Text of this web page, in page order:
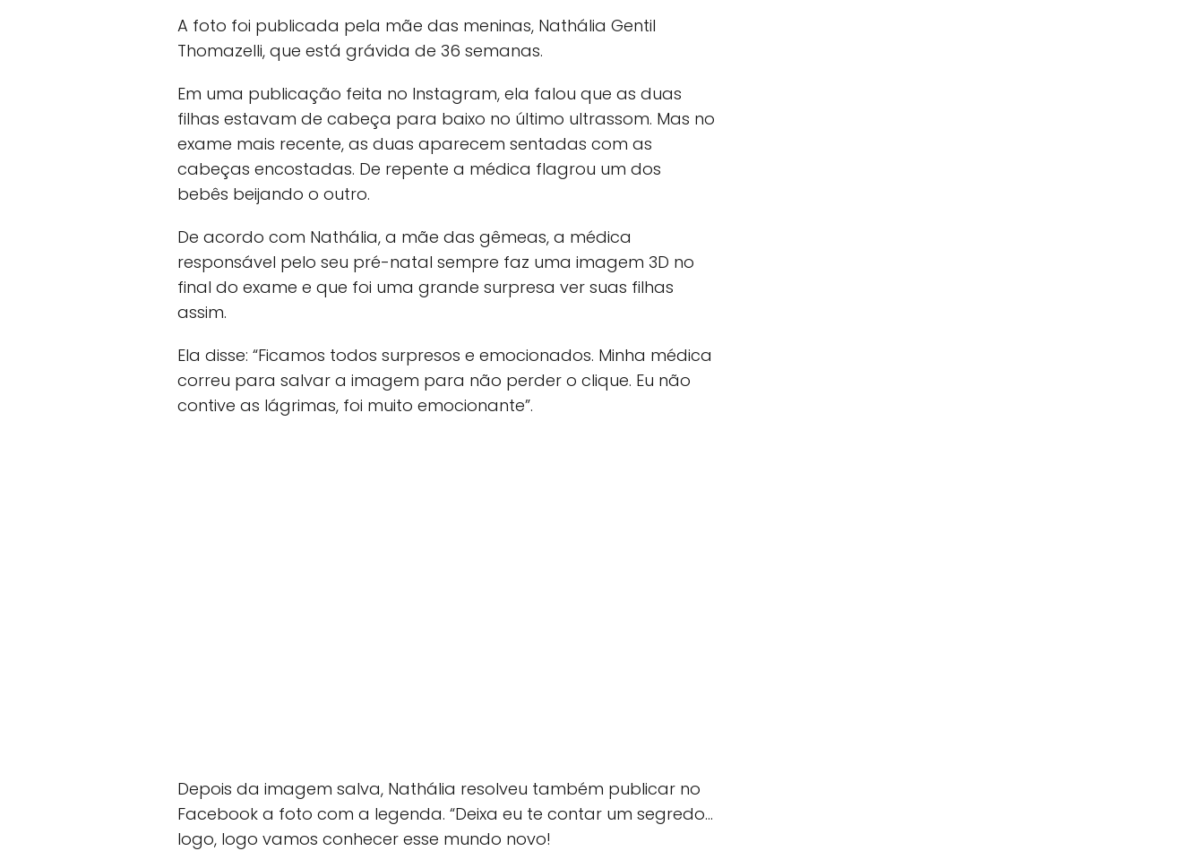
A foto foi publicada pela mãe das meninas, Nathália Gentil
Thomazelli, que está grávida de 36 semanas.
Em uma publicação feita no Instagram, ela falou que as duas
filhas estavam de cabeça para baixo no último ultrassom. Mas no
exame mais recente, as duas aparecem sentadas com as
cabeças encostadas. De repente a médica flagrou um dos
bebês beijando o outro.
De acordo com Nathália, a mãe das gêmeas, a médica
responsável pelo seu pré-natal sempre faz uma imagem 3D no
final do exame e que foi uma grande surpresa ver suas filhas
assim.
Ela disse: “Ficamos todos surpresos e emocionados. Minha médica
correu para salvar a imagem para não perder o clique. Eu não
contive as lágrimas, foi muito emocionante”.
Depois da imagem salva, Nathália resolveu também publicar no
Facebook a foto com a legenda. “Deixa eu te contar um segredo...
logo, logo vamos conhecer esse mundo novo!